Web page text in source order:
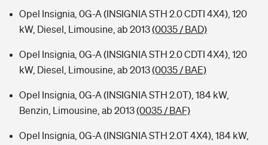
Opel Insignia, 0G-A (INSIGNIA STH 2.0 CDTI 4X4), 120
kW, Diesel, Limousine, ab 2013(0035 / BAD)
Opel Insignia, 0G-A (INSIGNIA STH 2.0 CDTI 4X4), 120
kW, Diesel, Limousine, ab 2013(0035 / BAE)
Opel Insignia, 0G-A (INSIGNIA STH 2.0T), 184 kW,
Benzin, Limousine, ab 2013(0035 / BAF)
Opel Insignia, 0G-A (INSIGNIA STH 2.0T 4X4), 184 kW,